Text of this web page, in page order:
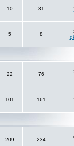
10 31
5 8
22 76
101 161
209 234